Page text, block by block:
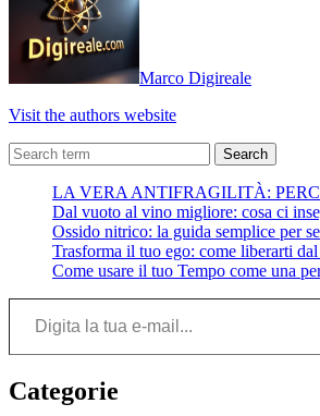
Marco Digireale
Visit the authors website
Search
LA VERA ANTIFRAGILITÀ:
Dal vuoto al vino migliore: cosa ci
Ossido nitrico: la guida semplice per
Trasforma il tuo ego: come liberarti
Come usare il tuo Tempo come una
Digita la tua e-mail...
Categorie